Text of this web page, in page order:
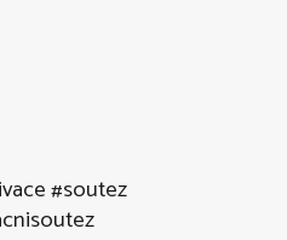
#soutez